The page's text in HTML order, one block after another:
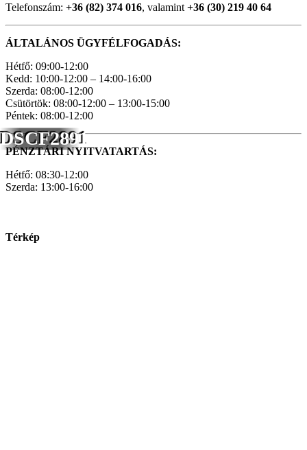
DSCF2891
Telefonszám: +36 (82) 374 016, valamint +36 (30) 219 40 64
ÁLTALÁNOS ÜGYFÉLFOGADÁS:
Hétfő: 09:00-12:00
Kedd: 10:00-12:00 – 14:00-16:00
Szerda: 08:00-12:00
Csütörtök: 08:00-12:00 – 13:00-15:00
Péntek: 08:00-12:00
PÉNZTÁRI NYITVATARTÁS:
Hétfő: 08:30-12:00
Szerda: 13:00-16:00
Térkép